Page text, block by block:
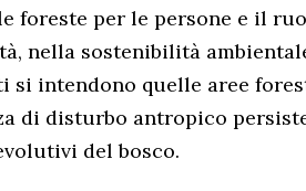
foreste per le persone e il
nella sostenibilità
si intendono quelle aree
di disturbo antropico
del bosco.